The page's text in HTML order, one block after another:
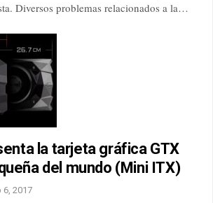
Diversos problemas relacionados a la…
la tarjeta gráfica GTX
del mundo (Mini ITX)
6, 2017